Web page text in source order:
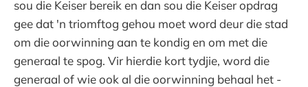
sou die Keiser bereik en dan sou die Keiser opdrag
gee dat 'n triomftog gehou moet word deur die stad
om die oorwinning aan te kondig en om met die
generaal te spog. Vir hierdie kort tydjie, word die
generaal of wie ook al die oorwinning behaal het -